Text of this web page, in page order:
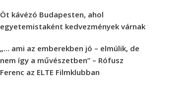
Öt kávézó Budapesten, ahol
egyetemistaként kedvezmények várnak
„… ami az emberekben jó – elmúlik, de
nem így a művészetben” – Rófusz
Ferenc az ELTE Filmklubban